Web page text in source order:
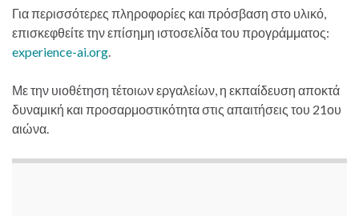
Για περισσότερες πληροφορίες και πρόσβαση στο υλικό,
επισκεφθείτε την επίσημη ιστοσελίδα του προγράμματος:
experience-ai.org
Με την υιοθέτηση τέτοιων εργαλείων, η εκπαίδευση αποκτά
δυναμική και προσαρμοστικότητα στις απαιτήσεις του 21ου
αιώνα.